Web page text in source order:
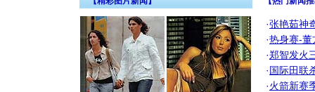
·张艳茹神
·热身赛-董
·郑智发火
·国际田联
·火箭新赛